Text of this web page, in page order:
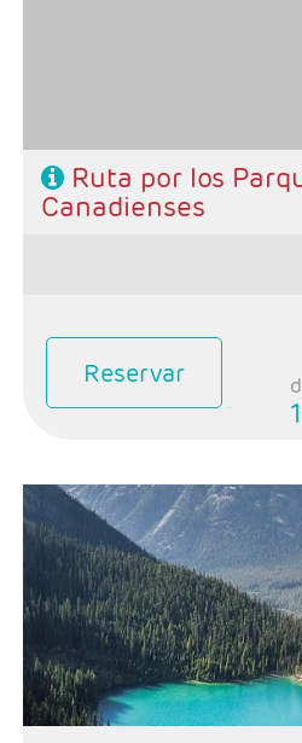
Ruta por los
Canadienses
Reservar
- Salidas: Domingos
- Ruta: 1 noche Calgary, 2
1 noche Kamloops, 4 noches
Incluidas excursiónes
- Categoría hotelera: Primera
-Rñegimen: Desayunos y 1 cena